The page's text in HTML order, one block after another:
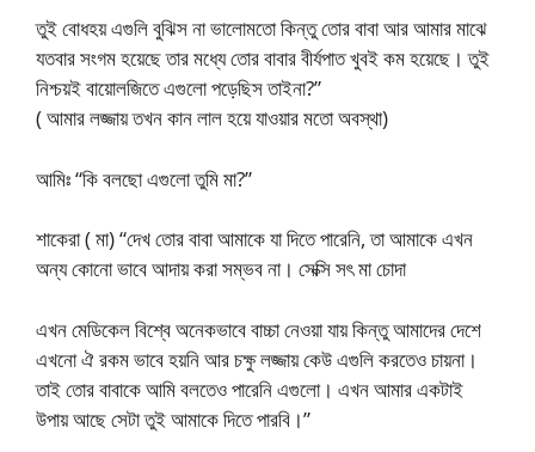
তুই বোধহয় এগুলি বুঝিস না ভালোমতো কিন্তু তোর বাবা আর আমার মাঝে
যতবার সংগম হয়েছে তার মধ্যে তোর বাবার বীর্যপাত খুবই কম হয়েছে। তুই
নিশ্চয়ই বায়োলজিতে এগুলো পড়েছিস তাইনা?”
( আমার লজ্জায় তখন কান লাল হয়ে যাওয়ার মতো অবস্থা)
আমিঃ “কি বলছো এগুলো তুমি মা?”
শাকেরা ( মা) “দেখ তোর বাবা আমাকে যা দিতে পারেনি, তা আমাকে এখন
অন্য কোনো ভাবে আদায় করা সম্ভব না। সেক্সি সৎ মা চোদা
এখন মেডিকেল বিশ্বে অনেকভাবে বাচ্চা নেওয়া যায় কিন্তু আমাদের দেশে
এখনো ঐ রকম ভাবে হয়নি আর চক্ষু লজ্জায় কেউ এগুলি করতেও চায়না।
তাই তোর বাবাকে আমি বলতেও পারেনি এগুলো। এখন আমার একটাই
উপায় আছে সেটা তুই আমাকে দিতে পারবি।”